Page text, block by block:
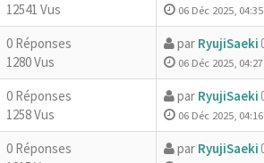
12541 Vus
06 Déc 2025, 04:35
0 Réponses
1280 Vus
par RyujiSaeki
06 Déc 2025, 04:27
0 Réponses
1258 Vus
par RyujiSaeki
06 Déc 2025, 04:16
0 Réponses
par RyujiSaeki